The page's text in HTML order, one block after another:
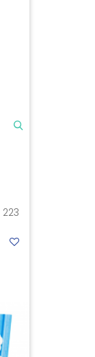
223